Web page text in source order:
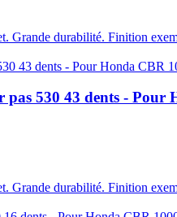
Grande durabilité. Finition
pas 530 43 dents - Pour
Grande durabilité. Finition